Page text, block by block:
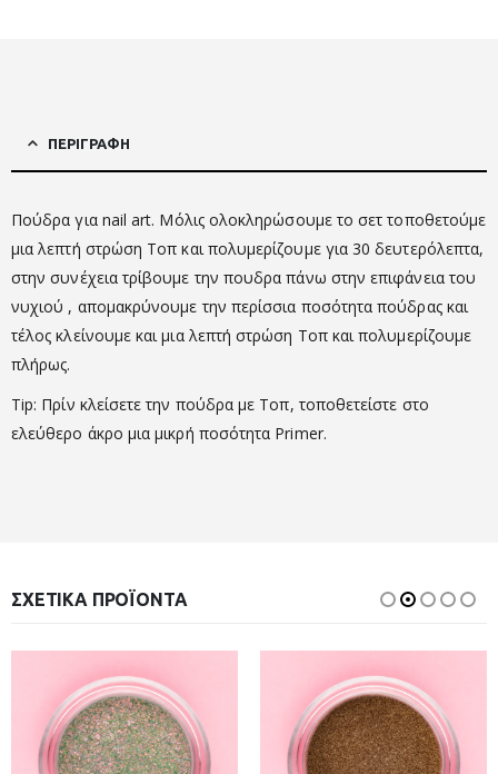
ΠΕΡΙΓΡΑΦΉ
Πούδρα για nail art. Μόλις ολοκληρώσουμε το σετ τοποθετούμε
μια λεπτή στρώση Τοπ και πολυμερίζουμε για 30 δευτερόλεπτα,
στην συνέχεια τρίβουμε την πουδρα πάνω στην επιφάνεια του
νυχιού , απομακρύνουμε την περίσσια ποσότητα πούδρας και
τέλος κλείνουμε και μια λεπτή στρώση Τοπ και πολυμερίζουμε
πλήρως.
Tip: Πρίν κλείσετε την πούδρα με Τοπ, τοποθετείστε στο
ελεύθερο άκρο μια μικρή ποσότητα Primer.
ΣΧΕΤΙΚΆ ΠΡΟΪΌΝΤΑ